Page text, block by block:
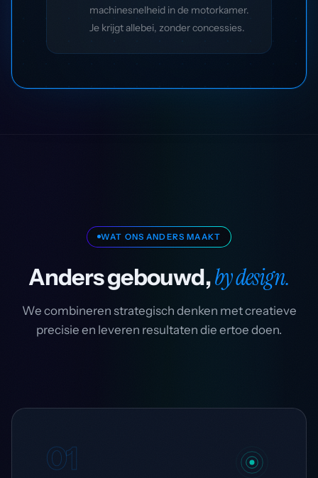
machinesnelheid in de motorkamer.
Je krijgt allebei, zonder concessies.
WAT ONS ANDERS MAAKT
Anders gebouwd,by design.
We combineren strategisch denken met creatieve
precisie en leveren resultaten die ertoe doen.
01